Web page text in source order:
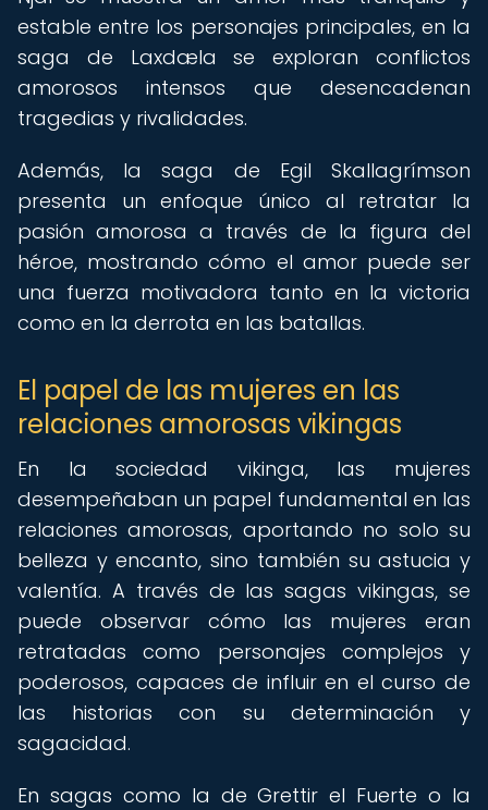
estable entre los personajes principales, en la
saga de Laxdæla se exploran conflictos
amorosos intensos que desencadenan
tragedias y rivalidades.
Además, la saga de Egil Skallagrímson
presenta un enfoque único al retratar la
pasión amorosa a través de la figura del
héroe, mostrando cómo el amor puede ser
una fuerza motivadora tanto en la victoria
como en la derrota en las batallas.
El papel de las mujeres en las
relaciones amorosas vikingas
En la sociedad vikinga, las mujeres
desempeñaban un papel fundamental en las
relaciones amorosas, aportando no solo su
belleza y encanto, sino también su astucia y
valentía. A través de las sagas vikingas, se
puede observar cómo las mujeres eran
retratadas como personajes complejos y
poderosos, capaces de influir en el curso de
las historias con su determinación y
sagacidad.
En sagas como la de Grettir el Fuerte o la